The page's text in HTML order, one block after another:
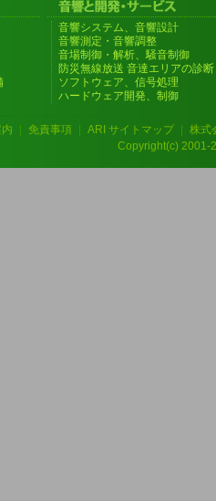
音響システム、音響設計
音響測定・音響調整
音場制御・解析、騒音制御
防災無線放送 音達エリアの診断
ソフトウェア、信号処理
ハードウェア開発、制御
免責事項 ARI サイトマップ
株式
Copyright(c) 2001-